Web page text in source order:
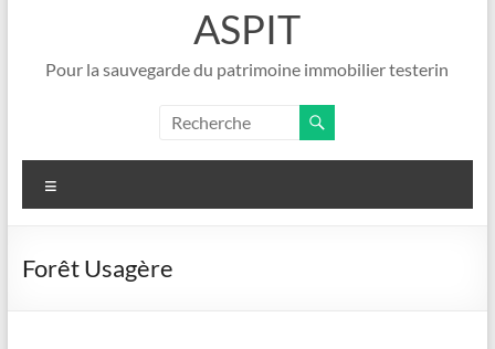
ASPIT
Pour la sauvegarde du patrimoine immobilier testerin
Forêt Usagère